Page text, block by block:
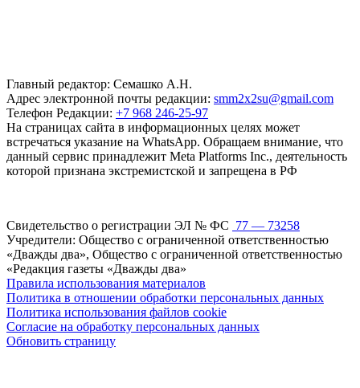
Главный редактор: Семашко А.Н.
Адрес электронной почты редакции: smm2x2su@gmail.com
Телефон Редакции: +7 968 246-25-97
На страницах сайта в информационных целях может
встречаться указание на WhatsApp. Обращаем внимание, что
данный сервис принадлежит Meta Platforms Inc., деятельность
которой признана экстремистской и запрещена в РФ
Свидетельство о регистрации ЭЛ № ФС 77 — 73258
Учредители: Общество с ограниченной ответственностью
«Дважды два», Общество с ограниченной ответственностью
«Редакция газеты «Дважды два»
Правила использования материалов
Политика в отношении обработки персональных данных
Политика использования файлов cookie
Согласие на обработку персональных данных
Обновить страницу